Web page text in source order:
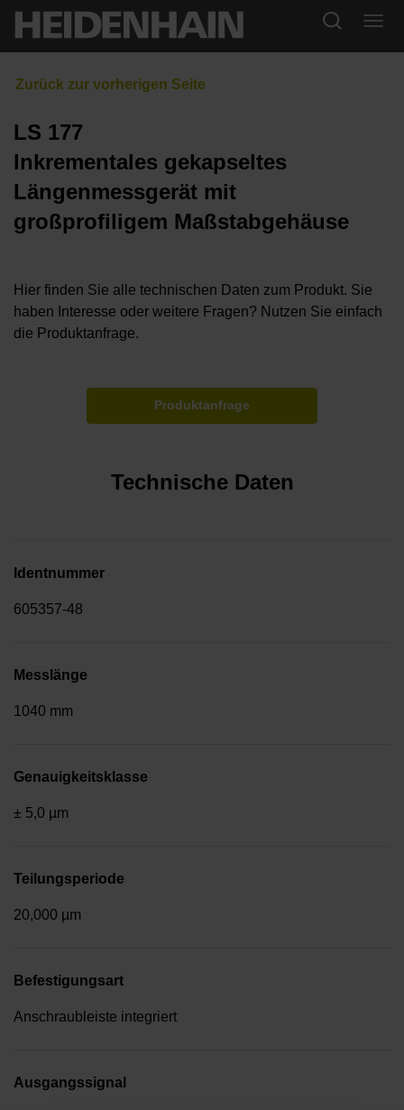
LS 177
Inkrementales gekapseltes
Längenmessgerät mit
großprofiligem Maßstabgehäuse
Hier finden Sie alle technischen Daten zum Produkt. Sie
haben Interesse oder weitere Fragen? Nutzen Sie einfach
die Produktanfrage.
Produktanfrage
Technische Daten
Identnummer
605357-48
Messlänge
1040 mm
Genauigkeitsklasse
± 5,0 µm
Teilungsperiode
20,000 µm
Befestigungsart
Anschraubleiste integriert
Ausgangssignal